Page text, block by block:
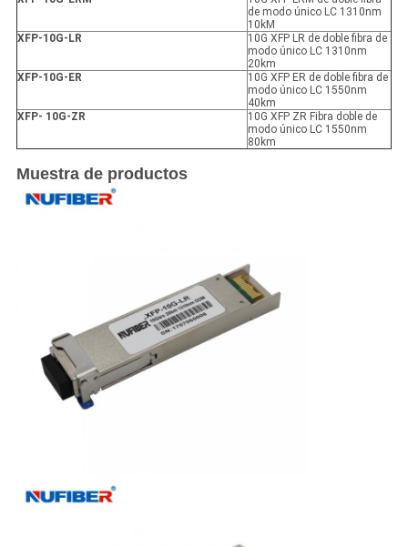
de modo único LC 1310nm
10kM
XFP-10G-LR
10G XFP LR de doble fibra de
modo único LC 1310nm
20km
XFP-10G-ER
10G XFP ER de doble fibra de
modo único LC 1550nm
40km
XFP- 10G-ZR
10G XFP ZR Fibra doble de
modo único LC 1550nm
80km
Muestra de productos